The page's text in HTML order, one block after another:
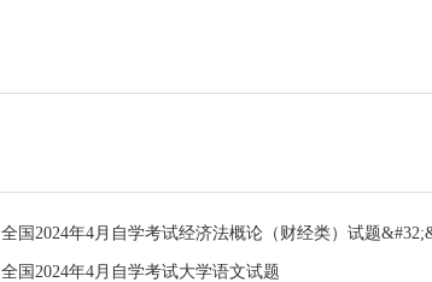
全国2024年4月自学考试大学语文试题